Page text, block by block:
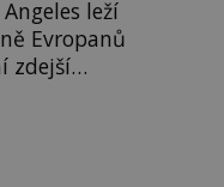
leží
Evropanů
zdejší